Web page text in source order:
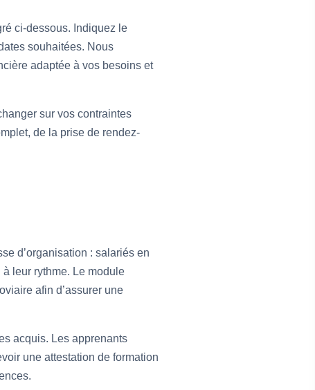
ci-dessous. Indiquez le
souhaitées. Nous
adaptée à vos besoins et
sur vos contraintes
de la prise de rendez-
d’organisation : salariés en
leur rythme. Le module
afin d’assurer une
acquis. Les apprenants
une attestation de formation